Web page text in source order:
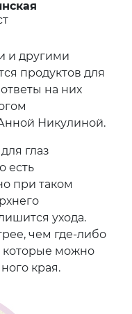
и другими
продуктов для
на них
Никулиной.
глаз
есть
при таком
ухода.
чем где-либо
можно
края.